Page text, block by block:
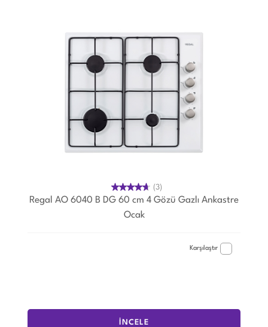
(3)
Regal AO 6040 B DG 60 cm 4 Gözü Gazlı Ankastre
Ocak
Karşılaştır
İNCELE